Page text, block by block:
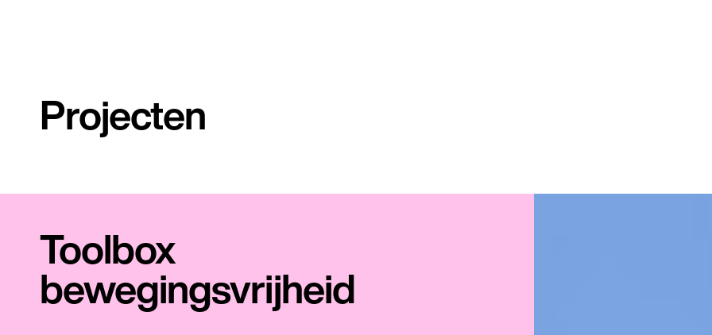
Projecten
Toolbox
bewegingsvrijheid